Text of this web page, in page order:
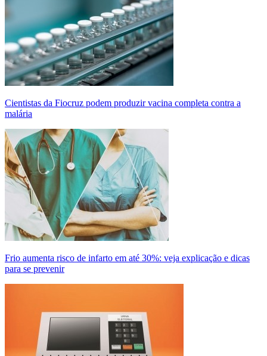
Cientistas da Fiocruz podem produzir vacina completa contra a
malária
Frio aumenta risco de infarto em até 30%: veja explicação e dicas
para se prevenir